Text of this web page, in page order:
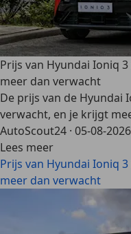
Prijs van Hyundai Ioniq
meer dan verwacht
De prijs van de Hyundai
verwacht, en je krijgt
AutoScout24 · 05-08-2026
Lees meer
Prijs van Hyundai Ioniq
meer dan verwacht